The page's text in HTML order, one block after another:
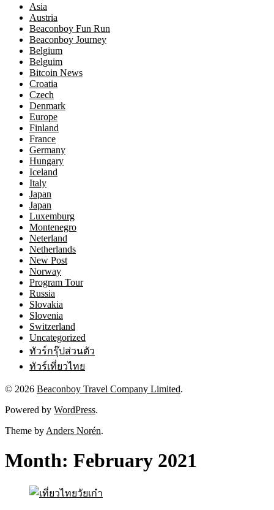
Asia
Austria
Beaconboy Fun Run
Beaconboy Journey
Belgium
Belguim
Bitcoin News
Croatia
Czech
Denmark
Europe
Finland
France
Germany
Hungary
Iceland
Italy
Japan
Japan
Luxemburg
Montenegro
Neterland
Netherlands
New Post
Norway
Program Tour
Russia
Slovakia
Slovenia
Switzerland
Uncategorized
ทัวร์กรุ๊ปส่วนตัว
ทัวร์เที่ยวไทย
© 2026 Beaconboy Travel Company Limited.
Powered by WordPress.
Theme by Anders Norén.
Month: February 2021